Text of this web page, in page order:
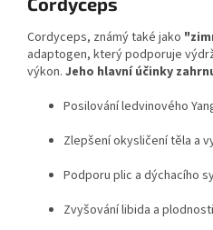
Cordyceps, známý také jako
adaptogen, který podporuje
výkon. Jeho hlavní účinky
Posilování ledvinového
Zlepšení okysličení těla a
Podporu plic a dýchacího
Zvyšování libida a plodnosti